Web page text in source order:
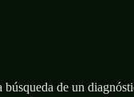
de un